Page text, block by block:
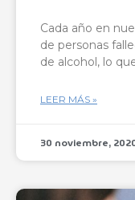
Cada año en
de personas
de alcohol, lo
LEER MÁS »
30 noviembre,